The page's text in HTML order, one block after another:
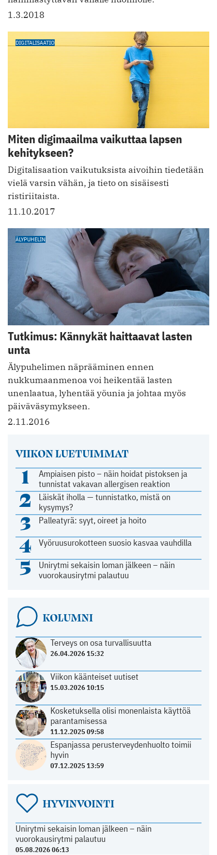
1.3.2018
DIGITALISAATIO
Miten digimaailma vaikuttaa lapsen
kehitykseen?
Digitalisaation vaikutuksista aivoihin tiedetään
vielä varsin vähän, ja tieto on sisäisesti
ristiriitaista.
11.10.2017
ÄLYPUHELIN
Tutkimus: Kännykät haittaavat lasten
unta
Älypuhelimen näprääminen ennen
nukkumaanmenoa voi heikentää lasten
unenlaatua, lyhentää yöunia ja johtaa myös
päiväväsymykseen.
2.11.2016
VIIKON LUETUIMMAT
1
Ampiaisen pisto – näin hoidat pistoksen ja
tunnistat vakavan allergisen reaktion
2
Läiskät iholla — tunnistatko, mistä on
kysymys?
3 Palleatyrä: syyt, oireet ja hoito
4 Vyöruusurokotteen suosio kasvaa vauhdilla
5
Unirytmi sekaisin loman jälkeen – näin
vuorokausirytmi palautuu
KOLUMNI
Terveys on osa turvallisuutta
26.04.2026 15:32
Viikon käänteiset uutiset
15.03.2026 10:15
Kosketuksella olisi monenlaista käyttöä
parantamisessa
11.12.2025 09:58
Espanjassa perusterveydenhuolto toimii
hyvin
07.12.2025 13:59
HYVINVOINTI
Unirytmi sekaisin loman jälkeen – näin
vuorokausirytmi palautuu
05.08.2026 06:13